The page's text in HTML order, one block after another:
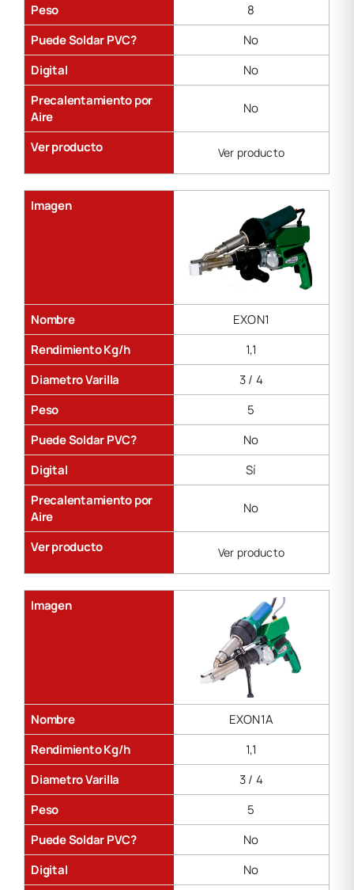
Peso
8
Puede Soldar PVC?
No
Digital
No
Precalentamiento por
Aire
No
Ver producto Ver producto
Imagen
Nombre
EXON1
Rendimiento Kg/h
1,1
Diametro Varilla
3 / 4
Peso
5
Puede Soldar PVC?
No
Digital
Sí
Precalentamiento por
Aire
No
Ver producto Ver producto
Imagen
Nombre
EXON1A
Rendimiento Kg/h
1,1
Diametro Varilla
3 / 4
Peso
5
Puede Soldar PVC?
No
Digital
No